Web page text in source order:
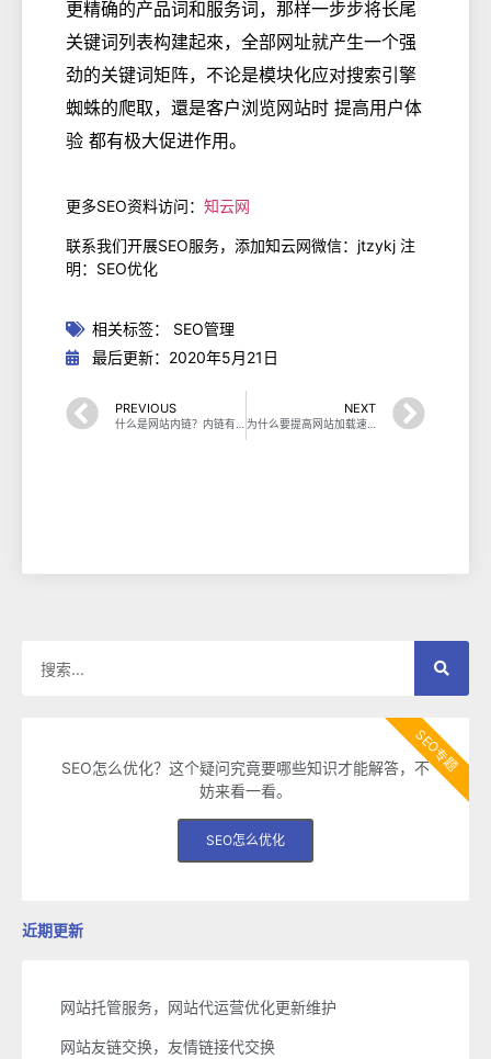
更精确的产品词和服务词，那样一步步将长尾
关键词列表构建起來，全部网址就产生一个强
劲的关键词矩阵，不论是模块化应对搜索引擎
蜘蛛的爬取，還是客户浏览网站时 提高用户体
验 都有极大促进作用。
更多SEO资料访问： 知云网
联系我们开展SEO服务，添加知云网微信：jtzykj 注
明：SEO优化
相关标签：
SEO管理
最后更新：2020年5月21日
PREVIOUS NEXT
为什么要提高网站加载速度？如何解决这个优化问题？
SEO怎么优化？这个疑问究竟要哪些知识才能解答，不
妨来看一看。
SEO怎么优化
SEO专题
近期更新
网站托管服务，网站代运营优化更新维护
网站友链交换，友情链接代交换